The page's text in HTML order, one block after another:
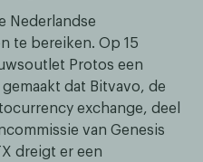
Nederlandse
te bereiken. Op 15
Protos een
dat Bitvavo, de
exchange, deel
van Genesis
dreigt er een